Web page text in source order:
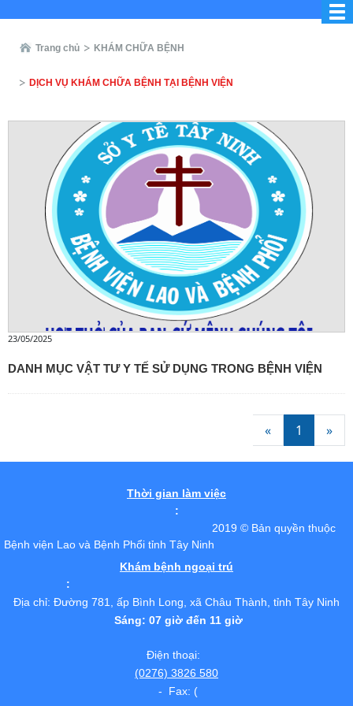
Trang chủ KHÁM CHỮA BỆNH
DỊCH VỤ KHÁM CHỮA BỆNH TẠI BỆNH VIỆN
23/05/2025
DANH MỤC VẬT TƯ Y TẾ SỬ DỤNG TRONG BỆNH VIỆN
« 1 »
Thời gian làm việc
:
2019 © Bản quyền thuộc
Bệnh viện Lao và Bệnh Phổi tỉnh Tây Ninh
Khám bệnh ngoại trú
:
Địa chỉ: Đường 781, ấp Bình Long, xã Châu Thành, tỉnh Tây Ninh
Sáng: 07 giờ đến 11 giờ
Điện thoại:
(0276) 3826 580
- Fax: (